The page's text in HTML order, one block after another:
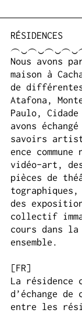
RÉSIDENCES
Nous avons
maison à
de
Ata­fona,
Paulo,
avons
savoirs
ence
vidéo-art,
pièces de
des
col­lec­tif
cours dans
ensem­ble.
[FR]
La résidence
d’échange
entre les